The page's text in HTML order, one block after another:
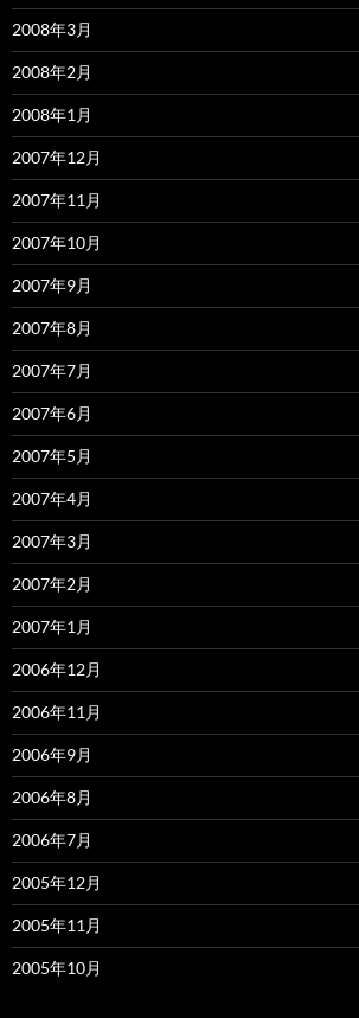
2008年3月
2008年2月
2008年1月
2007年12月
2007年11月
2007年10月
2007年9月
2007年8月
2007年7月
2007年6月
2007年5月
2007年4月
2007年3月
2007年2月
2007年1月
2006年12月
2006年11月
2006年9月
2006年8月
2006年7月
2005年12月
2005年11月
2005年10月